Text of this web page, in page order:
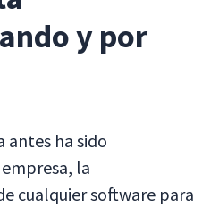
y por
antes ha sido
la
cualquier software para